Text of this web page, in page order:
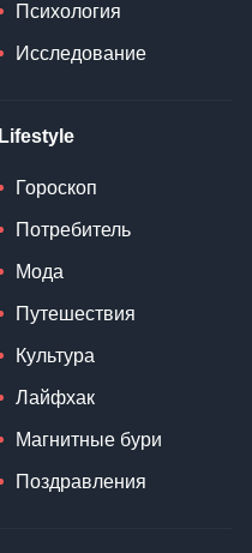
Психология
Исследование
Lifestyle
Гороскоп
Потребитель
Мода
Путешествия
Культура
Лайфхак
Магнитные бури
Поздравления